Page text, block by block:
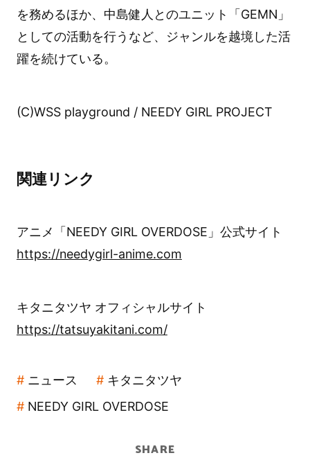
を務めるほか、中島健人とのユニット「GEMN」
としての活動を行うなど、ジャンルを越境した活
躍を続けている。
(C)WSS playground / NEEDY GIRL PROJECT
関連リンク
アニメ「NEEDY GIRL OVERDOSE」公式サイト
https://needygirl-anime.com
キタニタツヤ オフィシャルサイト
https://tatsuyakitani.com/
ニュース
キタニタツヤ
NEEDY GIRL OVERDOSE
SHARE